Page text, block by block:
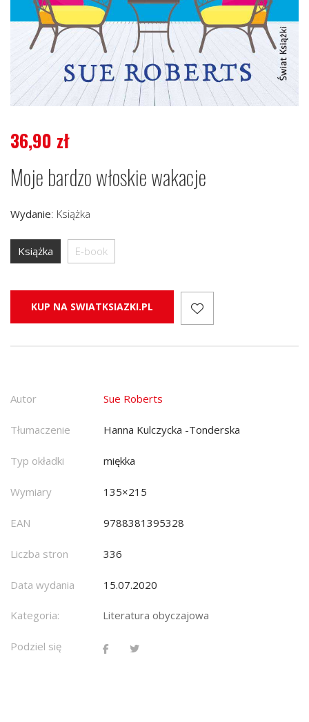
36,90 zł
Moje bardzo włoskie wakacje
Wydanie: Książka
Książka E-book
KUP NA SWIATKSIAZKI.PL
Autor Sue Roberts
Tłumaczenie Hanna Kulczycka -Tonderska
Typ okładki miękka
Wymiary 135×215
EAN 9788381395328
Liczba stron 336
Data wydania 15.07.2020
Kategoria: Literatura obyczajowa
Podziel się